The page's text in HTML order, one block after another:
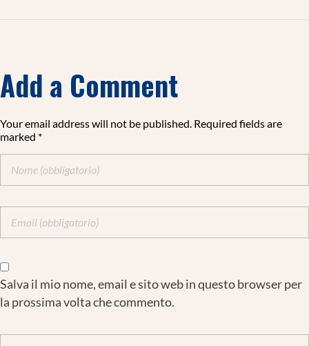
Add a Comment
Your email address will not be published. Required fields are
marked *
Salva il mio nome, email e sito web in questo browser per
la prossima volta che commento.